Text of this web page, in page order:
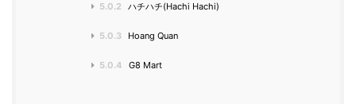
5.0.2 ハチハチ(Hachi Hachi)
5.0.3 Hoang Quan
5.0.4 G8 Mart